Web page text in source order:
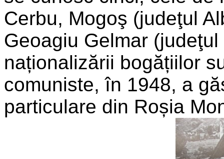
Cerbu, Mogoş (judeţul
Geoagiu Gelmar
naționalizării bogățiilor
comuniste, în 1948, a
particulare din Roșia